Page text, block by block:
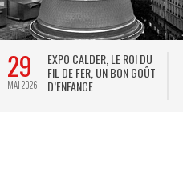
29
MAI 2026
EXPO CALDER, LE ROI DU
FIL DE FER, UN BON GOÛT
D’ENFANCE